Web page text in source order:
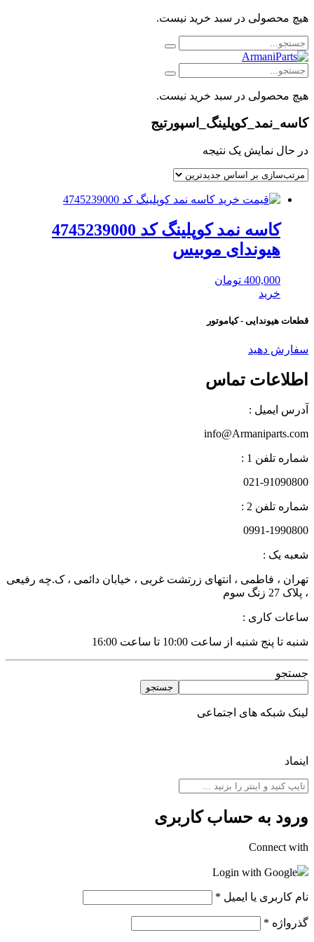
هیچ محصولی در سبد خرید نیست.
هیچ محصولی در سبد خرید نیست.
کاسه_نمد_کوپلینگ_اسپورتیج
در حال نمایش یک نتیجه
کاسه نمد کوپلینگ کد 4745239000
هیوندای موبیس
400,000 تومان
خرید
قطعات هیوندایی - کیاموتور
سفارش دهید
اطلاعات تماس
آدرس ایمیل :
info@Armaniparts.com
شماره تلفن 1 :
021-91090800
شماره تلفن 2 :
0991-1990800
شعبه یک :
تهران ، فاطمی ، انتهای زرتشت غربی ، خیابان دائمی ، ک.چه رفیعی
، پلاک 27 زنگ سوم
ساعات کاری :
شنبه تا پنج شنبه از ساعت 10:00 تا ساعت 16:00
جستجو
جستجو
لینک شبکه های اجتماعی
اینماد
ورود به حساب کاربری
Connect with
Login with Google
نام کاربری یا ایمیل *
گذرواژه *